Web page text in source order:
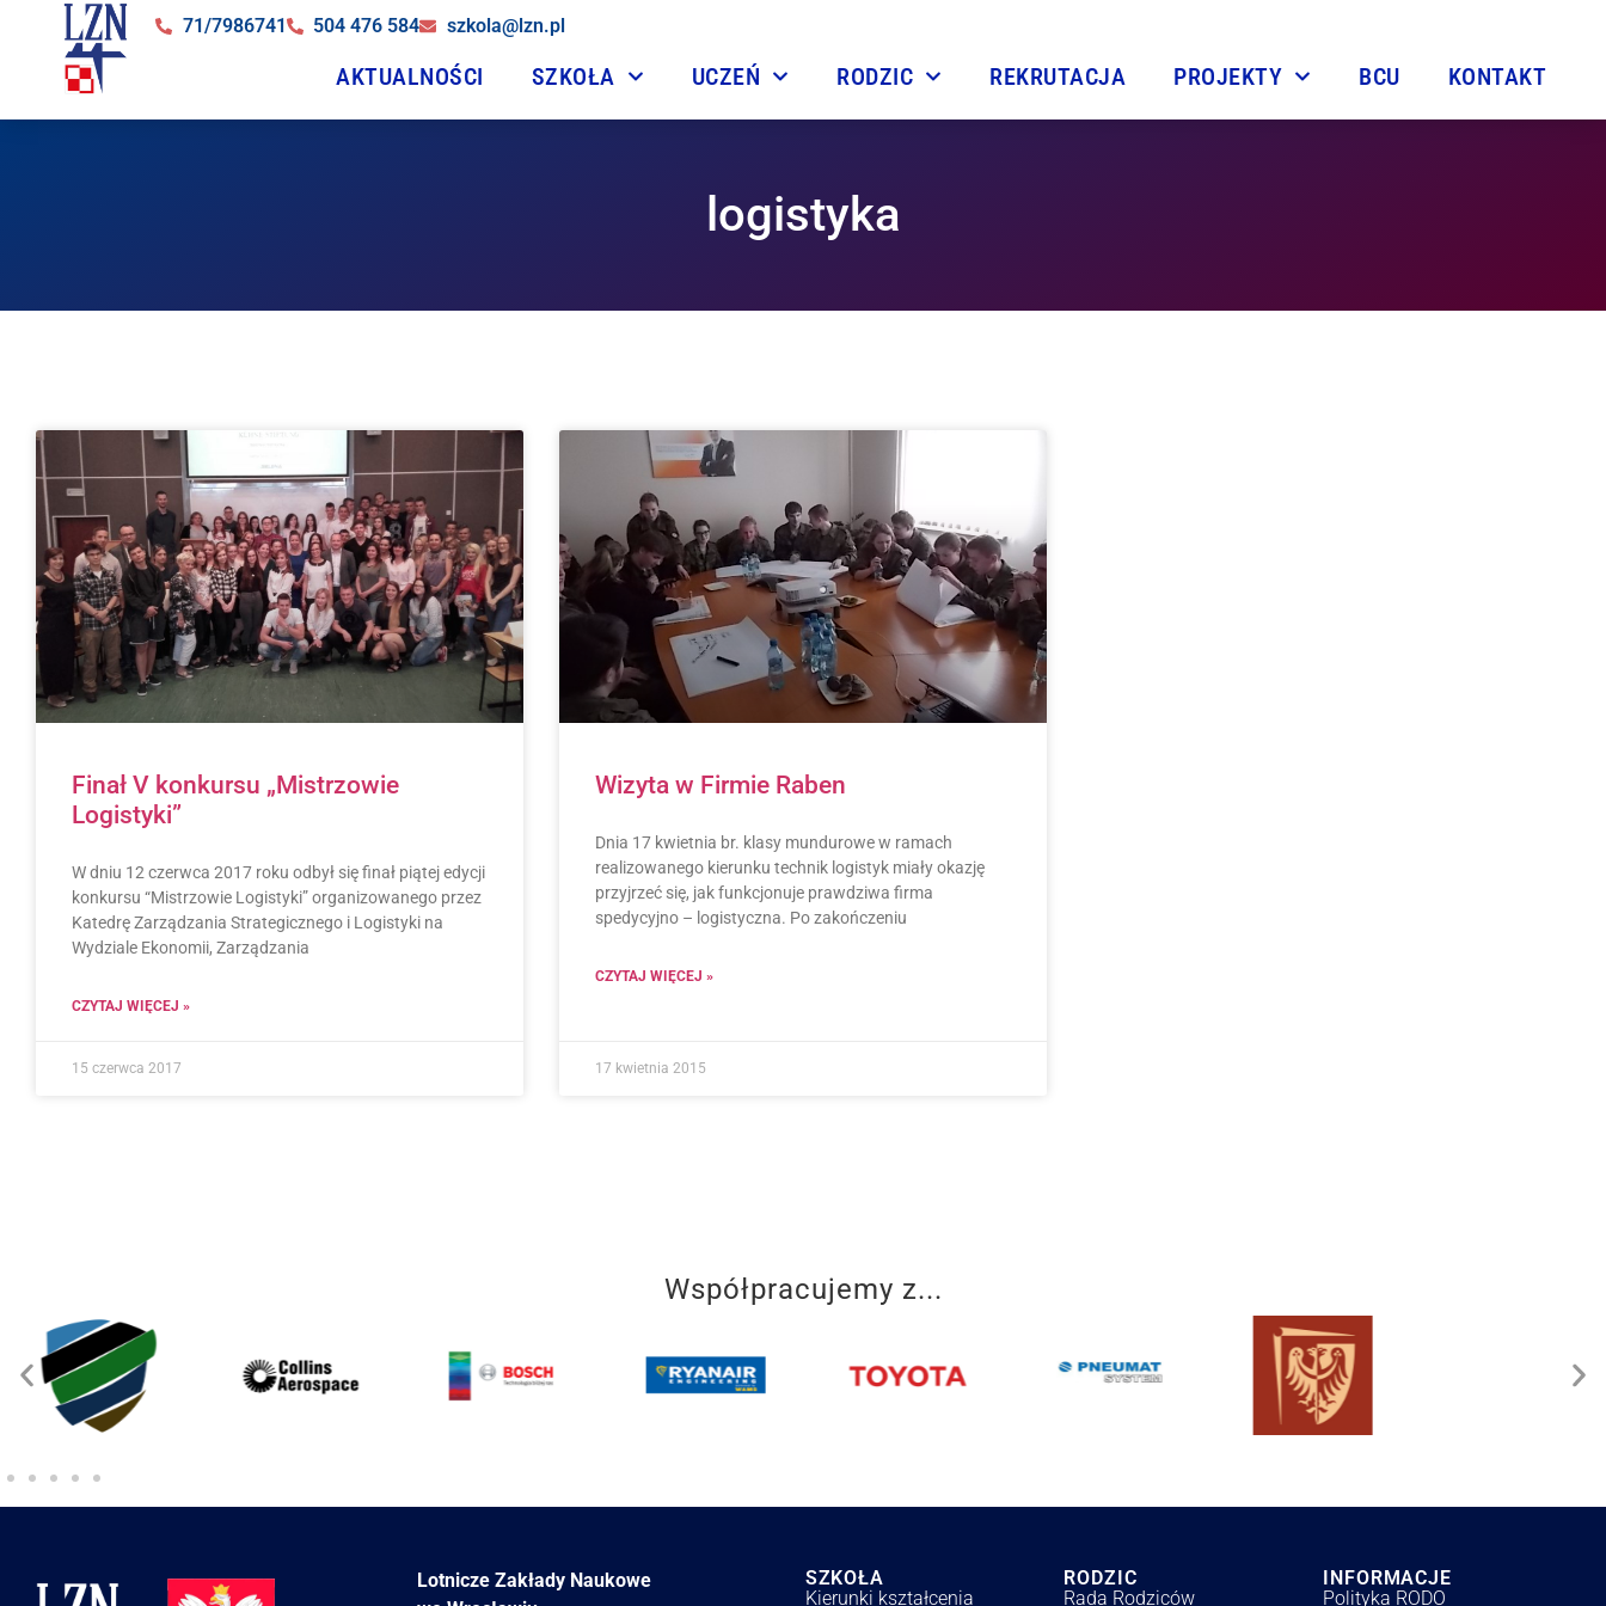
71/7986741 504 476 584 szkola@lzn.pl
AKTUALNOŚCI SZKOŁA UCZEŃ RODZIC REKRUTACJA PROJEKTY BCU KONTAKT
logistyka
Finał V konkursu „Mistrzowie
Logistyki”
W dniu 12 czerwca 2017 roku odbył się finał piątej edycji
konkursu “Mistrzowie Logistyki” organizowanego przez
Katedrę Zarządzania Strategicznego i Logistyki na
Wydziale Ekonomii, Zarządzania
CZYTAJ WIĘCEJ »
15 czerwca 2017
Wizyta w Firmie Raben
Dnia 17 kwietnia br. klasy mundurowe w ramach
realizowanego kierunku technik logistyk miały okazję
przyjrzeć się, jak funkcjonuje prawdziwa firma
spedycyjno – logistyczna. Po zakończeniu
CZYTAJ WIĘCEJ »
17 kwietnia 2015
Współpracujemy z...
Lotnicze Zakłady Naukowe
SZKOŁA
Kierunki kształcenia
RODZIC
Rada Rodziców
INFORMACJE
Polityka RODO